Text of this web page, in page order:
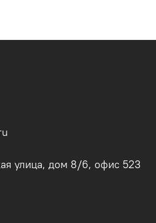
улица, дом 8/6, офис 523